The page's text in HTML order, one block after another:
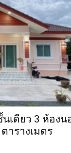
เดียว 3 ห้องน
ารางเมตร